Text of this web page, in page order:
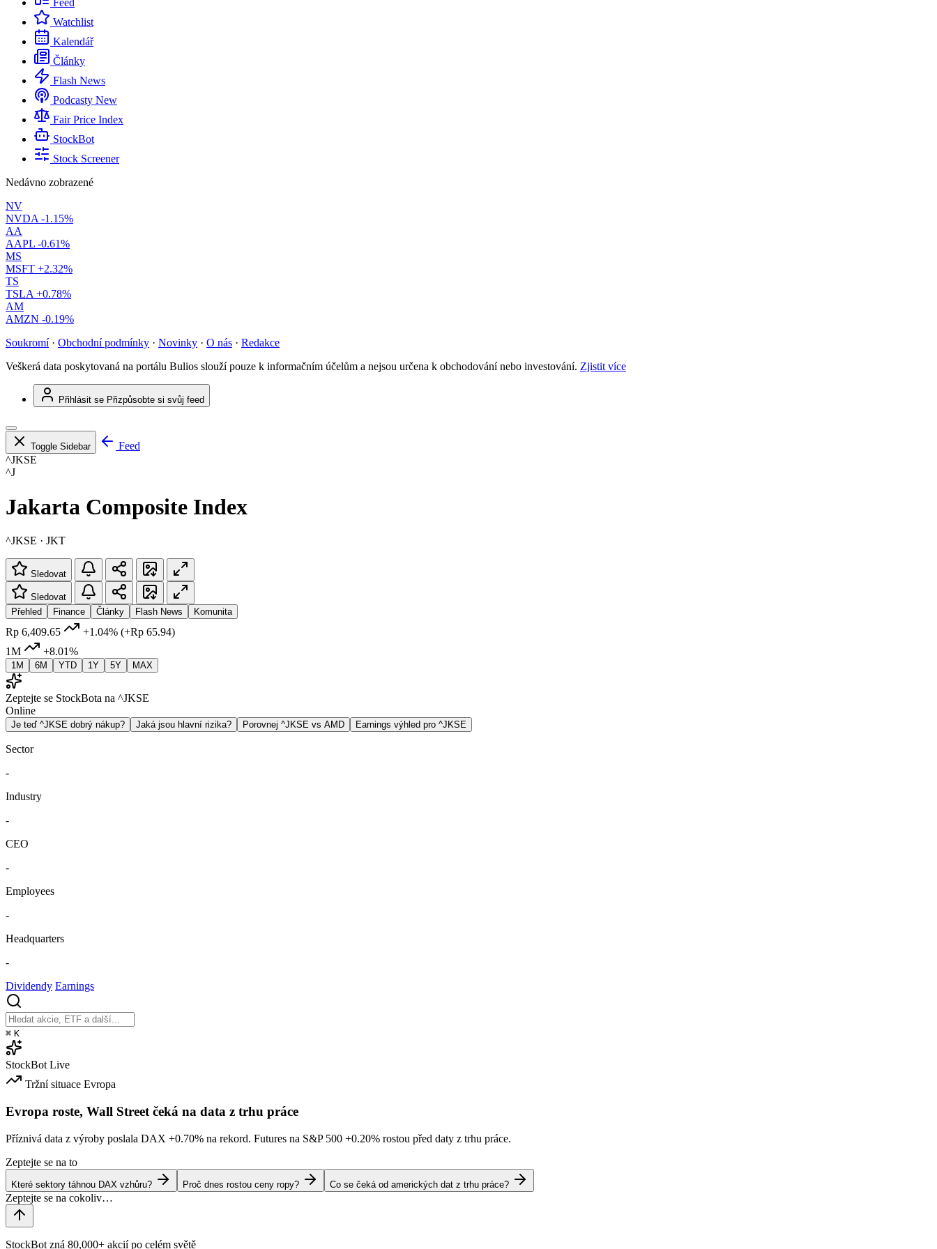
Feed
Watchlist
Kalendář
Články
Flash News
Podcasty New
Fair Price Index
StockBot
Stock Screener
Nedávno zobrazené
NV
NVDA -1.15%
AA
AAPL -0.61%
MS
MSFT +2.32%
TS
TSLA +0.78%
AM
AMZN -0.19%
Soukromí · Obchodní podmínky · Novinky · O nás · Redakce
Veškerá data poskytovaná na portálu Bulios slouží pouze k informačním účelům a nejsou určena k obchodování nebo investování. Zjistit více
Přihlásit se Přizpůsobte si svůj feed
Toggle Sidebar
Feed
^JKSE
^J
Jakarta Composite Index
^JKSE · JKT
Sledovat
Sledovat
Přehled
Finance Články Flash News Komunita
Rp 6,409.65 +1.04% (+Rp 65.94)
1M
+8.01%
1M 6M YTD 1Y 5Y MAX
Zeptejte se StockBota na ^JKSE
Online
Je teď ^JKSE dobrý nákup? Jaká jsou hlavní rizika? Porovnej ^JKSE vs AMD Earnings výhled pro ^JKSE
Sector
-
Industry
-
CEO
-
Employees
-
Headquarters
-
Dividendy Earnings
⌘ K
StockBot Live
Tržní situace Evropa
Evropa roste, Wall Street čeká na data z trhu práce
Příznivá data z výroby poslala DAX +0.70% na rekord. Futures na S&P 500 +0.20% rostou před daty z trhu práce.
Zeptejte se na to
Které sektory táhnou DAX vzhůru? Proč dnes rostou ceny ropy? Co se čeká od amerických dat z trhu práce?
StockBot zná 80,000+ akcií po celém světě